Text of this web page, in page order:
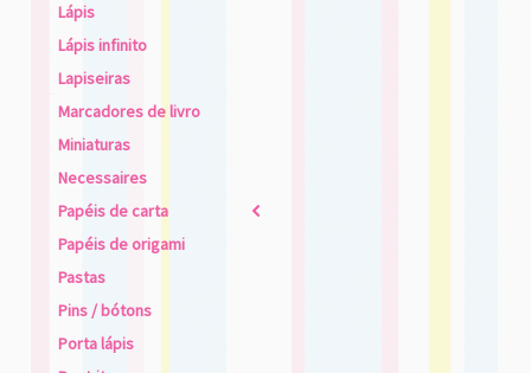
Lápis
Lápis infinito
Lapiseiras
Marcadores de livro
Miniaturas
Necessaires
Papéis de carta
2
Papéis de origami
Pastas
Pins / bótons
Porta lápis